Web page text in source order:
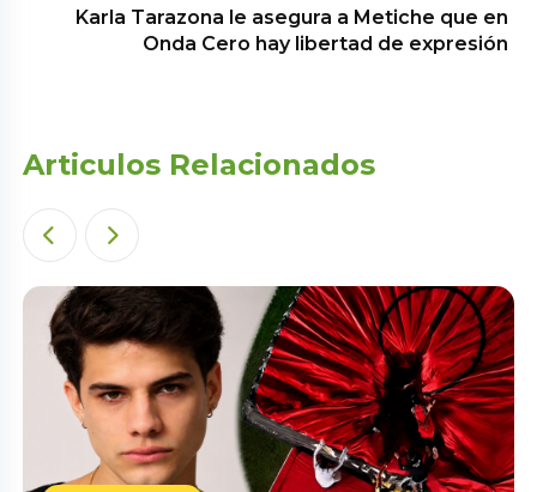
Karla Tarazona le asegura a Metiche que en
Onda Cero hay libertad de expresión
Articulos Relacionados